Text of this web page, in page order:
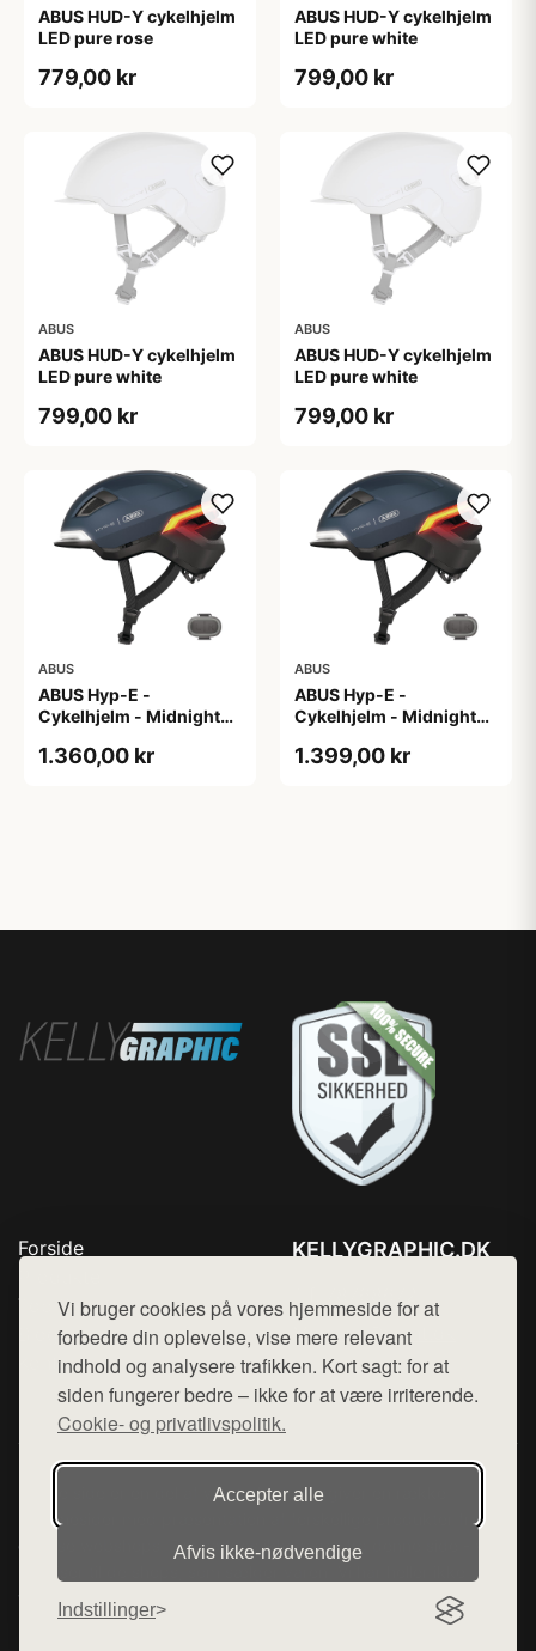
Vi bruger cookies på vores hjemmeside for at
forbedre din oplevelse, vise mere relevant
indhold og analysere trafikken. Kort sagt: for at
siden fungerer bedre – ikke for at være irriterende.
Cookie- og privatlivspolitik.
Accepter alle
Afvis ikke‑nødvendige
Indstillinger
ABUS HUD-Y cykelhjelm
LED pure rose
779,00 kr
ABUS HUD-Y cykelhjelm
LED pure white
799,00 kr
ABUS
ABUS HUD-Y cykelhjelm
LED pure white
799,00 kr
ABUS
ABUS HUD-Y cykelhjelm
LED pure white
799,00 kr
ABUS
ABUS Hyp-E -
Cykelhjelm - Midnight
1.360,00 kr
ABUS
ABUS Hyp-E -
Cykelhjelm - Midnight
1.399,00 kr
Forside
Top Rabatter
Blog
Kontakt
KELLYGRAPHIC.DK
Mail: hej@want.dk
Cookie- og privatlivspolitik
Denne side er en del af want.dk, der udgiver en række
hjemmesider med præsentation af forskellige produkter fra
diverse webshops. Der sælges ikke varer fra denne side - vi
varerne på lager.